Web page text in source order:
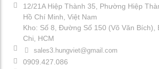
12/21A Hiệp Thành 35, Phường Hiệp
Hồ Chí Minh, Việt Nam
Kho: Số 8, Đường Số 150 (Võ Văn Bích),
Chi, HCM
sales3.hungviet@gmail.com
0909.427.086